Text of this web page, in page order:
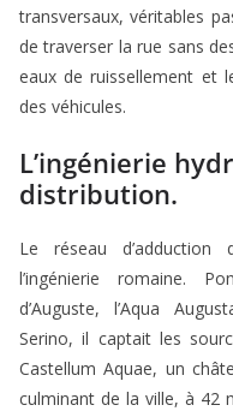
transversaux, véritables
de traverser la rue sans
eaux de ruissellement et
des véhicules.
L’ingénierie
distribution.
Le réseau d’adduction
l’ingénierie romaine.
d’Auguste, l’Aqua
Serino, il captait les
Castellum Aquae, un
culminant de la ville, à 42